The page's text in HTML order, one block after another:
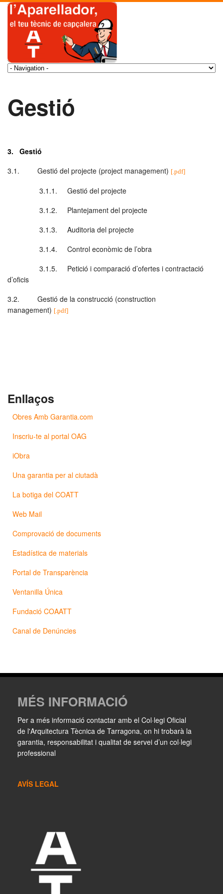
Gestió
3. Gestió
3.1. Gestió del projecte (project management) [.pdf]
3.1.1. Gestió del projecte
3.1.2. Plantejament del projecte
3.1.3. Auditoria del projecte
3.1.4. Control econòmic de l’obra
3.1.5. Petició i comparació d’ofertes i contractació
d’oficis
3.2. Gestió de la construcció (construction
management) [.pdf]
Enllaços
Obres Amb Garantia.com
Inscriu-te al portal OAG
iObra
Una garantia per al ciutadà
La botiga del COATT
Web Mail
Comprovació de documents
Estadística de materials
Portal de Transparència
Ventanilla Única
Fundació COAATT
Canal de Denúncies
MÉS INFORMACIÓ
Per a més informació contactar amb el Col·legi Oficial
de l'Arquitectura Tècnica de Tarragona, on hi trobarà la
garantia, responsabilitat i qualitat de servei d’un col·legi
professional
AVÍS LEGAL